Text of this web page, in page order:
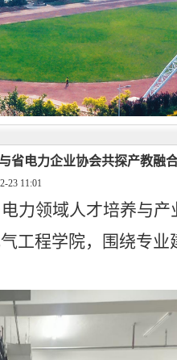
省电力企业协会共探产教融
23 11:01
力领域人才培养与产
工程学院，围绕专